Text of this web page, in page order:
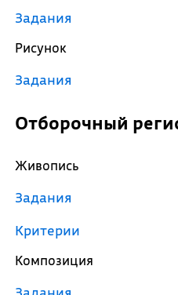
Задания
Рисунок
Задания
Отборочный
Живопись
Задания
Критерии
Композиция